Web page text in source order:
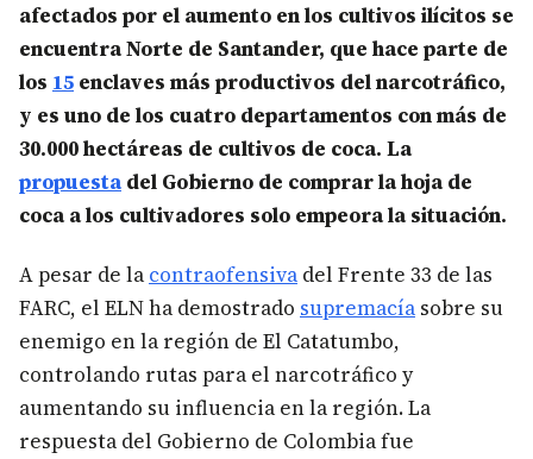
afectados por el aumento en los cultivos ilícitos se
encuentra Norte de Santander, que hace parte de
los 15 enclaves más productivos del narcotráfico,
y es uno de los cuatro departamentos con más de
30.000 hectáreas de cultivos de coca. La
propuestadel Gobierno de comprar la hoja de
coca a los cultivadores solo empeora la situación.
A pesar de la contraofensiva del Frente 33 de las
FARC, el ELN ha demostrado supremacía sobre su
enemigo en la región de El Catatumbo,
controlando rutas para el narcotráfico y
aumentando su influencia en la región. La
respuesta del Gobierno de Colombia fue